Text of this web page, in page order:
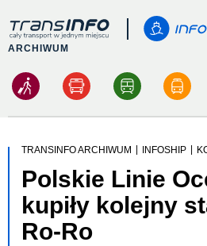
Logo
ARCHIWUM
TRANSINFO ARCHIWUM INFOSHIP
Polskie Linie
kupiły kolejny
Ro-Ro